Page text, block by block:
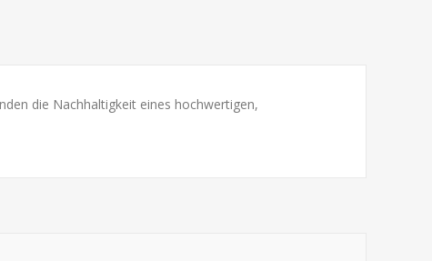
die Nachhaltigkeit eines hochwertigen,